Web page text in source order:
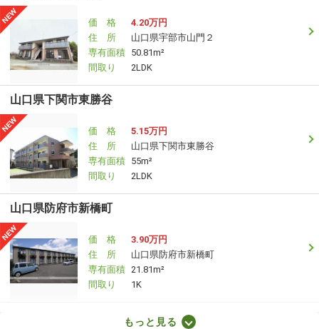
価 格
4.20万円
住 所
山口県宇部市山門２
専有面積 50.81m²
間取り
2LDK
山口県下関市東勝谷
価 格
5.15万円
住 所
山口県下関市東勝谷
専有面積 55m²
間取り
2LDK
山口県防府市新橋町
価 格
3.90万円
住 所
山口県防府市新橋町
専有面積 21.81m²
間取り
1K
もっと見る